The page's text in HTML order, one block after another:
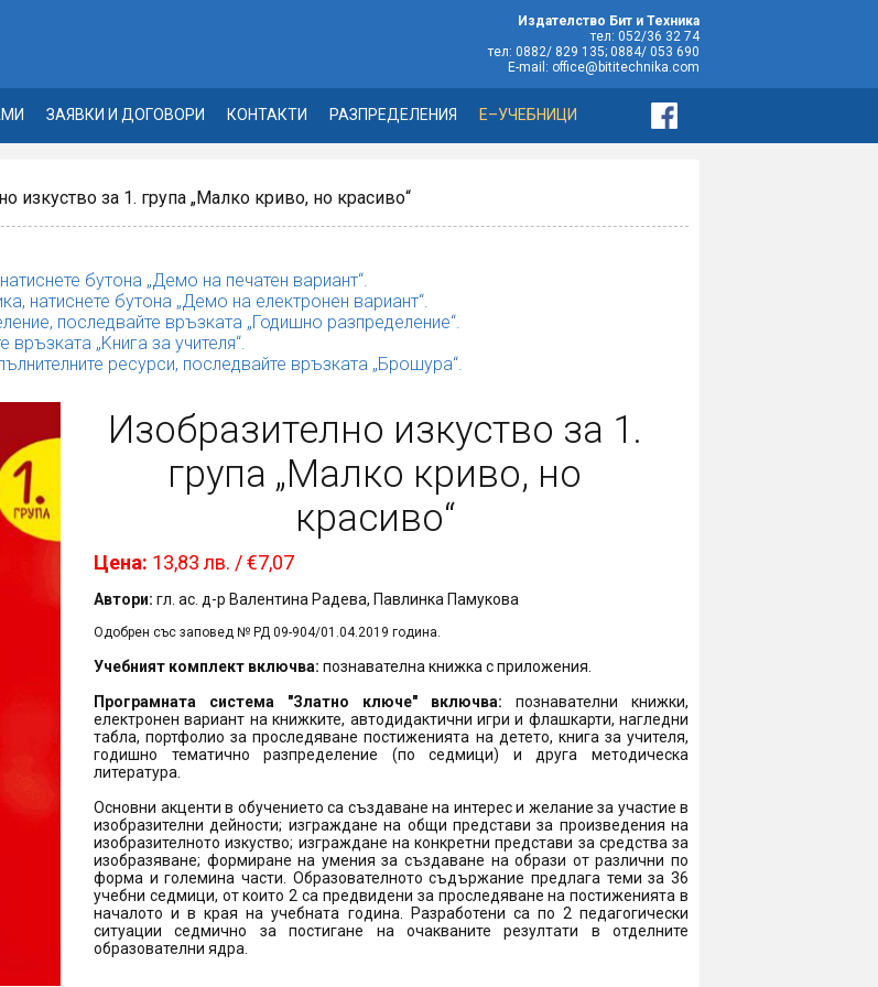
Издателство Бит и Техника
тел: 052/36 32 74
тел: 0882/ 829 135; 0884/ 053 690
E-mail: office@bititechnika.com
ЗАЯВКИ И ДОГОВОРИ КОНТАКТИ РАЗПРЕДЕЛЕНИЯ Е–УЧЕБНИЦИ
изкуство за 1. група „Малко криво, но красиво“
бутона „Демо на печатен вариант“.
натиснете бутона „Демо на електронен вариант“.
последвайте връзката „Годишно разпределение“.
връзката „Kнига за учителя“.
ресурси, последвайте връзката „Брошура“.
Изобразително изкуство за 1.
група „Малко криво, но
красиво“
Цена: 13,83 лв. / €7,07
Автори: гл. ас. д-р Валентина Радева, Павлинка Памукова
Одобрен със заповед № РД 09-904/01.04.2019 година.
Учебният комплект включва: познавателна книжка с приложения
Програмната система "Златно ключе" включва: познавателни книжки,
електронен вариант на книжките, автодидактични игри и флашкарти, нагледни
табла, портфолио за проследяване постиженията на детето, книга за учителя,
годишно тематично разпределение (по седмици) и друга методическа
литература.
Основни акценти в обучението са създаване на интерес и желание за участие в
изобразителни дейности; изграждане на общи представи за произведения на
изобразителното изкуство; изграждане на конкретни представи за средства за
изобразяване; формиране на умения за създаване на образи от различни по
форма и големина части. Образователното съдържание предлага теми за 36
учебни седмици, от които 2 са предвидени за проследяване на постиженията в
началото и в края на учебната година. Разработени са по 2 педагогически
ситуации седмично за постигане на очакваните резултати в отделните
образователни ядра.